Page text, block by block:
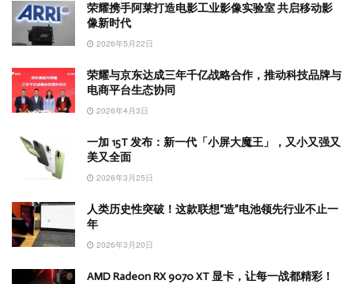
荣耀携手阿莱打造电影工业影像实验室 共启移动影
像新时代
2026年5月22日
荣耀与京东达成三年千亿战略合作，推动科技品牌与
电商平台生态协同
2026年4月3日
一加 15T 发布：新一代「小屏大魔王」，又小又强又
美又全面
2026年3月25日
人类历史性突破！这款联想“造”电池领先行业不止一
年
2026年3月20日
AMD Radeon RX 9070 XT 显卡，让每一战都精彩！